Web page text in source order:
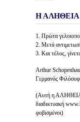
Η ΑΛΗΘΕΙΑ
1. Πρώτα
2. Μετά
3. Και τέλος,
Arthur
Γερμανός
(Αυτή η ΑΛΗΘΕΙΑ
διαδικτυακή
φοβισμένοι)